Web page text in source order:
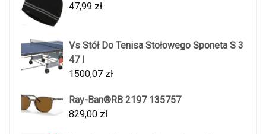
47,99 zł
Vs Stół Do Tenisa Stołowego Sponeta S 3
47 I
1500,07 zł
Ray-Ban®RB 2197 135757
829,00 zł